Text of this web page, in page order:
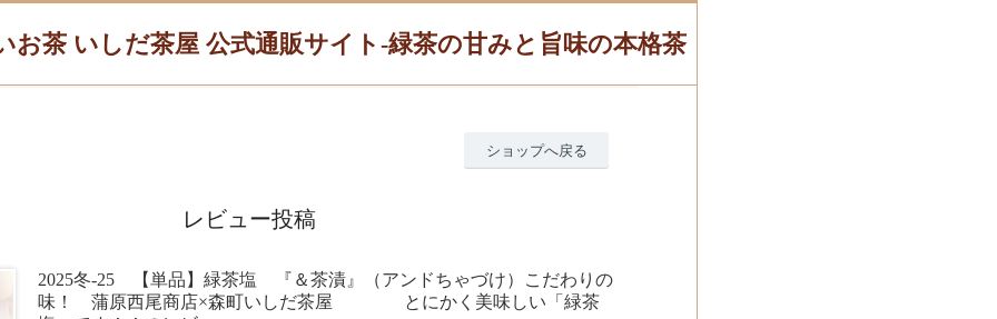
お茶 いしだ茶屋 公式通販サイト-緑茶の甘みと旨味の本格茶
ショップへ戻る
レビュー投稿
2025冬-25 【単品】緑茶塩 『＆茶漬』（アンドちゃづけ）こだわりの
味！ 蒲原西尾商店×森町いしだ茶屋 とにかく美味しい「緑茶